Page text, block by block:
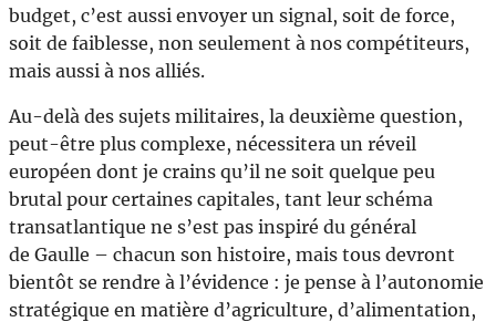
budget, c’est aussi envoyer un signal, soit de force,
soit de faiblesse, non seulement à nos compétiteurs,
mais aussi à nos alliés.
Au-delà des sujets militaires, la deuxième question,
peut-être plus complexe, nécessitera un réveil
européen dont je crains qu’il ne soit quelque peu
brutal pour certaines capitales, tant leur schéma
transatlantique ne s’est pas inspiré du général
de Gaulle – chacun son histoire, mais tous devront
bientôt se rendre à l’évidence : je pense à l’autonomie
stratégique en matière d’agriculture, d’alimentation,